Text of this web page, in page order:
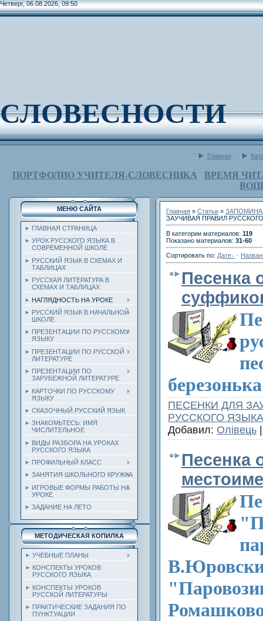
Четверг, 06.08.2026, 09:50
СЛОВЕСНОСТИ
Главная
ПОРТФОЛИО УЧИТЕЛЯ-СЛОВЕСНИКА
ВРЕМЯ
МЕНЮ САЙТА
ГЛАВНАЯ СТРАНИЦА
УРОК РУССКОГО ЯЗЫКА В
СОВРЕМЕННОЙ ШКОЛЕ
РУССКИЙ ЯЗЫК В СХЕМАХ И
ТАБЛИЦАХ
РУССКАЯ ЛИТЕРАТУРА В
СХЕМАХ И ТАБЛИЦАХ
НАГЛЯДНОСТЬ НА УРОКЕ
РУССКИЙ ЯЗЫК В НАЧАЛЬНОЙ
ШКОЛЕ
ПРЕЗЕНТАЦИИ ПО РУССКОМУ
ЯЗЫКУ
ПРЕЗЕНТАЦИИ ПО РУССКОЙ
ЛИТЕРАТУРЕ
ПРЕЗЕНТАЦИИ ПО
ЗАРУБЕЖНОЙ ЛИТЕРАТУРЕ
КАРТОЧКИ ПО РУССКОМУ
ЯЗЫКУ
СКАЗОЧНЫЙ РУССКИЙ ЯЗЫК
ЗНАКОМЬТЕСЬ: ИМЯ
ЧИСЛИТЕЛЬНОЕ
ВИДЫ РАЗБОРА НА УРОКАХ
РУССКОГО ЯЗЫКА
ПРОФИЛЬНЫЙ КЛАСС
ЗАНЯТИЯ ШКОЛЬНОГО КРУЖКА
ИГРОВЫЕ ФОРМЫ РАБОТЫ НА
УРОКЕ
ЗАДАНИЕ НА ЛЕТО
МЕТОДИЧЕСКАЯ КОПИЛКА
УЧЕБНЫЕ ПЛАНЫ
КОНСПЕКТЫ УРОКОВ
РУССКОГО ЯЗЫКА
КОНСПЕКТЫ УРОКОВ
РУССКОЙ ЛИТЕРАТУРЫ
ПРАКТИЧЕСКИЕ ЗАДАНИЯ ПО
ПУНКТУАЦИИ
Главная » Статьи »
ЗАУЧИВАЯ ПРАВИЛ
В категории материалов: 119
Показано материалов: 31-60
Сортировать по: Дате ·
Песенка
ПЕСЕНКИ ДЛЯ
РУССКОГО ЯЗЫКА
Добавил: Олівець
Песенка